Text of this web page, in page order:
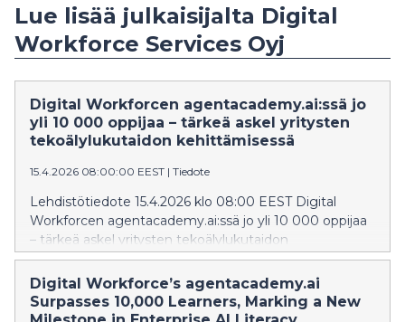
Lue lisää julkaisijalta Digital
Workforce Services Oyj
Digital Workforcen agentacademy.ai:ssä jo
yli 10 000 oppijaa – tärkeä askel yritysten
tekoälylukutaidon kehittämisessä
15.4.2026 08:00:00 EEST | Tiedote
Lehdistötiedote 15.4.2026 klo 08:00 EEST Digital
Workforcen agentacademy.ai:ssä jo yli 10 000 oppijaa
– tärkeä askel yritysten tekoälylukutaidon
kehittämisessä Verkko-oppimisalustalla on jo yli 10 000
oppijaa, kun yrityksille suunnattujen tekoälytaitojen
kysyntä kasvaa. Digital Workforcen
agentacademy.ai:ssa on jo yli 10 000 oppijaa. Kyseessä
Digital Workforce’s agentacademy.ai
Surpasses 10,000 Learners, Marking a New